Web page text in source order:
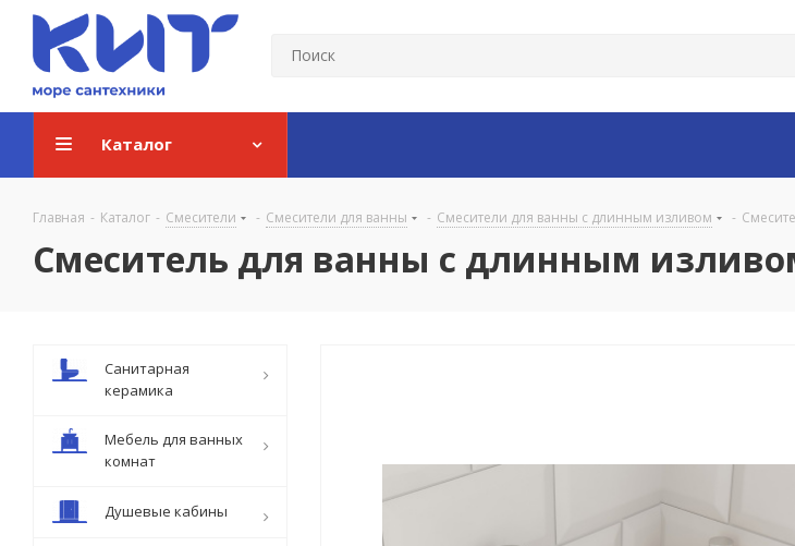
Каталог
Главная - Каталог - Смесители - Смесители для ванны - Смесители для ванны с длинным изливом -
Смеситель для ванны с длинным
Санитарная
керамика
Мебель для ванных
комнат
Душевые кабины